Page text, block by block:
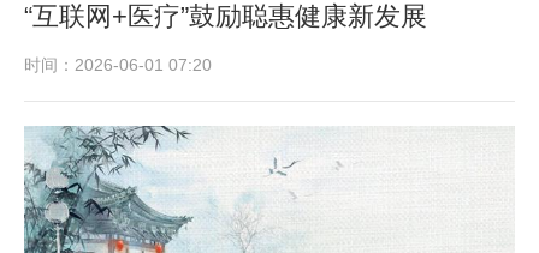
“互联网+医疗”鼓励聪惠健康新发展
时间：2026-06-01 07:20